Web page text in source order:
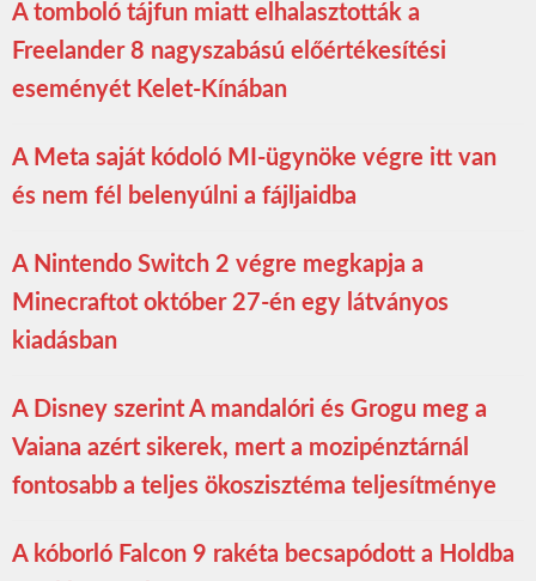
A tomboló tájfun miatt elhalasztották a
Freelander 8 nagyszabású előértékesítési
eseményét Kelet-Kínában
A Meta saját kódoló MI-ügynöke végre itt van
és nem fél belenyúlni a fájljaidba
A Nintendo Switch 2 végre megkapja a
Minecraftot október 27-én egy látványos
kiadásban
A Disney szerint A mandalóri és Grogu meg a
Vaiana azért sikerek, mert a mozipénztárnál
fontosabb a teljes ökoszisztéma teljesítménye
A kóborló Falcon 9 rakéta becsapódott a Holdba